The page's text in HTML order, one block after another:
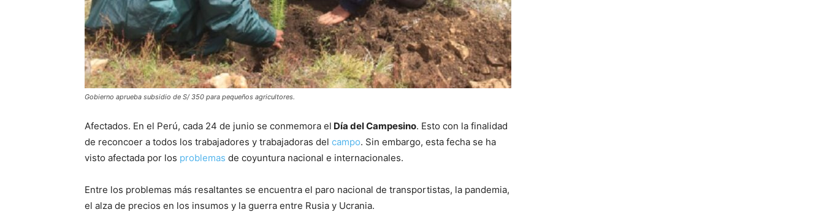
Gobierno aprueba subsidio de S/ 350 para pequeños agricultores.
Afectados. En el Perú, cada 24 de junio se conmemora el Día del Campesino. Esto con la finalidad
de reconcoer a todos los trabajadores y trabajadoras del campo. Sin embargo, esta fecha se ha
visto afectada por los problemas de coyuntura nacional e internacionales.
Entre los problemas más resaltantes se encuentra el paro nacional de transportistas, la pandemia,
el alza de precios en los insumos y la guerra entre Rusia y Ucrania.